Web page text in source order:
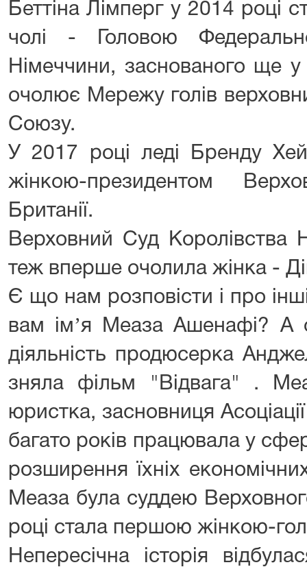
Беттіна Лімперг у 2014 році
чолі - Головою
Німеччини, заснованого ще
очолює Мережу голів
Союзу.
У 2017 році леді Бренду
жінкою-президентом
Британії.
Верховний Суд Королівства
теж вперше очолила жінка -
Є що нам розповісти і про
вам імʼя Меаза Ашенафі? А
діяльність продюсерка
зняла фільм "Відвага" .
юристка, засновниця
багато років працювала у
розширення їхніх
Меаза була суддею
році стала першою жінкою-
Непересічна історія